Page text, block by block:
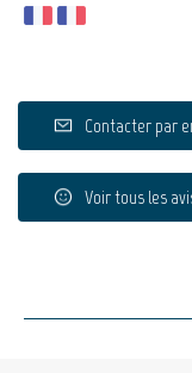
Contacter par
Voir tous les